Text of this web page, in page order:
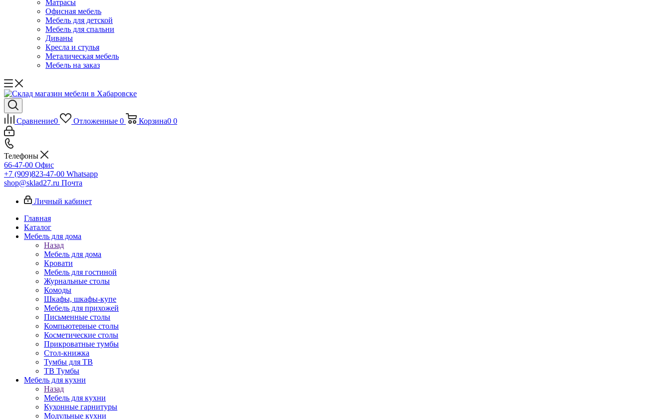
Матрасы
Офисная мебель
Мебель для детской
Мебель для спальни
Диваны
Кресла и стулья
Металическая мебель
Мебель на заказ
Сравнение0 Отложенные 0 Корзина0 0
Телефоны
66-47-00 Офис
+7 (909)823-47-00 Whatsapp
shop@sklad27.ru Почта
Личный кабинет
Главная
Каталог
Мебель для дома
Назад
Мебель для дома
Кровати
Мебель для гостиной
Журнальные столы
Комоды
Шкафы, шкафы-купе
Мебель для прихожей
Письменные столы
Компьютерные столы
Косметические столы
Прикроватные тумбы
Стол-книжка
Тумбы для ТВ
ТВ Тумбы
Мебель для кухни
Назад
Мебель для кухни
Кухонные гарнитуры
Модульные кухни